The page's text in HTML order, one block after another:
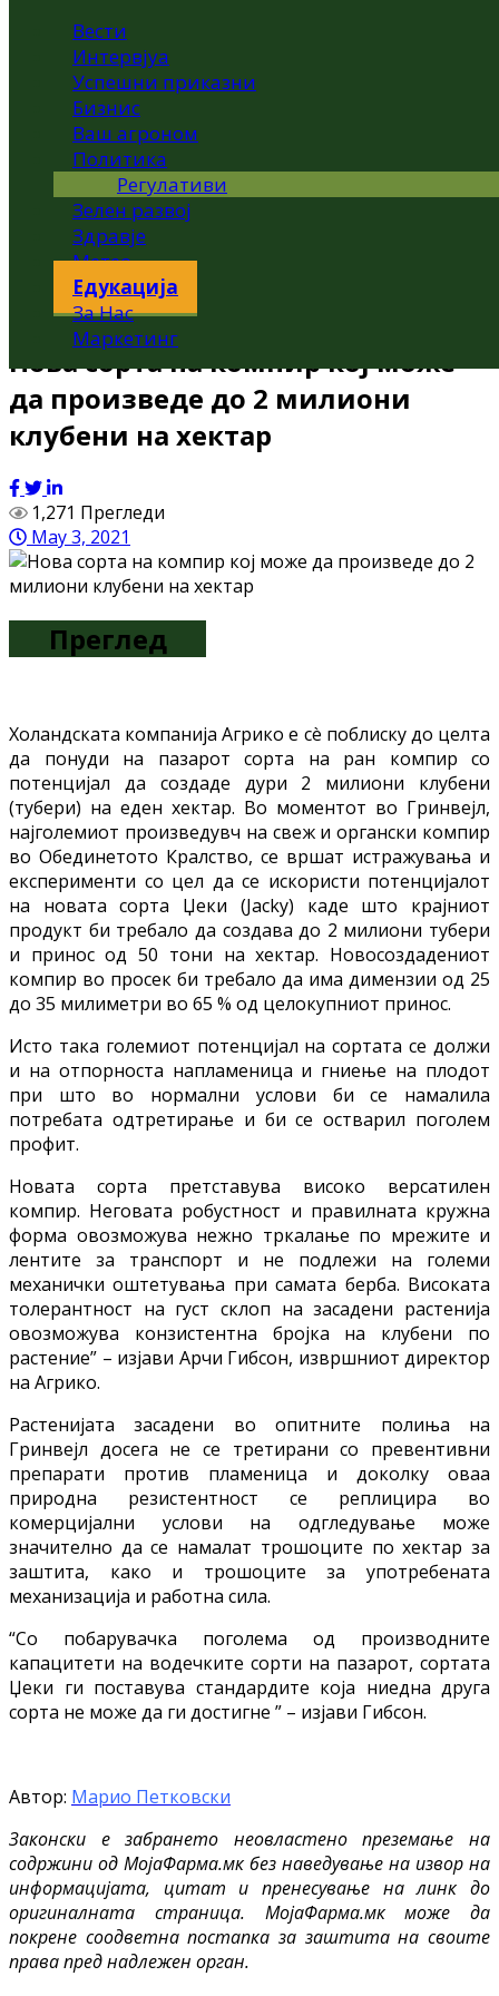
Вести
Интервјуа
Успешни приказни
Бизнис
Ваш агроном
Политика
Регулативи
Зелен развој
Здравје
Метео
Едукација
За Нас
Маркетинг
Нова сорта на компир кој може
да произведе до 2 милиони
клубени на хектар
1,271 Прегледи
May 3, 2021
Преглед
Холандската компанија Агрико е сè поблиску до целта
да понуди на пазарот сорта на ран компир со
потенцијал да создаде дури 2 милиони клубени
(тубери) на еден хектар. Во моментот во Гринвејл,
најголемиот произведувч на свеж и органски компир
во Обединетото Кралство, се вршат истражувања и
експерименти со цел да се искористи потенцијалот
на новата сорта Џеки (Jacky) каде што крајниот
продукт би требало да создава до 2 милиони тубери
и принос од 50 тони на хектар. Новосоздадениот
компир во просек би требало да има димензии од 25
до 35 милиметри во 65 % од целокупниот принос.
Исто така големиот потенцијал на сортата се должи
и на отпорноста напламеница и гниење на плодот
при што во нормални услови би се намалила
потребата одтретирање и би се остварил поголем
профит.
Новата сорта претставува високо версатилен
компир. Неговата робустност и правилната кружна
форма овозможува нежно тркалање по мрежите и
лентите за транспорт и не подлежи на големи
механички оштетувања при самата берба. Високата
толерантност на густ склоп на засадени растенија
овозможува конзистентна бројка на клубени по
растение” – изјави Арчи Гибсон, извршниот директор
на Агрико.
Растенијата засадени во опитните полиња на
Гринвејл досега не се третирани со превентивни
препарати против пламеница и доколку оваа
природна резистентност се реплицира во
комерцијални услови на одгледување може
значително да се намалат трошоците по хектар за
заштита, како и трошоците за употребената
механизација и работна сила.
“Со побарувачка поголема од производните
капацитети на водечките сорти на пазарот, сортата
Џеки ги поставува стандардите која ниедна друга
сорта не може да ги достигне ” – изјави Гибсон.
Автор: Марио Петковски
Законски е забрането неовластено преземање на
содржини од МојаФарма.мк без наведување на извор на
информацијата, цитат и пренесување на линк до
оригиналната страница. МојаФарма.мк може да
покрене соодветна постапка за заштита на своите
права пред надлежен орган.